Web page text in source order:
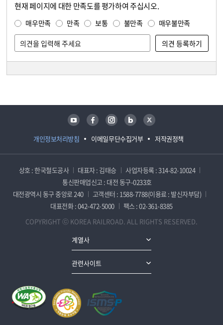
현재 페이지에 대한 만족도를 평가하여 주십시오.
매우만족 만족 보통 불만족 매우불만족
개인정보처리방침 이메일무단수집거부 저작권정책
유튜브 페이스북 인스타그램 블로그 트위터
상호 : 한국철도공사 대표자 : 김태승
사업자등록 : 314-82-10024
통신판매업신고 : 대전 동구-0233호
대전광역시 동구 중앙로 240
고객센터 : 1588-7788(이용료 : 발신자부담)
대표전화 : 042-472-5000
팩스 : 02-361-8385
COPYRIGHT ⓒ KOREA RAILROAD. ALL RIGHTS RESERVED.
계열사
관련사이트